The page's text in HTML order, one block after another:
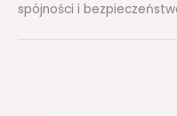
spójności i